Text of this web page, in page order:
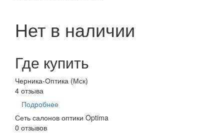
Нет в наличии
Где купить
Черника-Оптика (Мск)
4 отзыва
Подробнее
Сеть салонов оптики Optima
0 отзывов